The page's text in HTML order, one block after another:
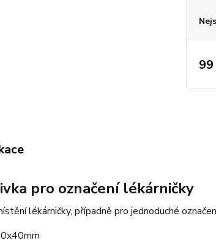
pro označení lékárničky
lékárničky, případně pro jednoduché